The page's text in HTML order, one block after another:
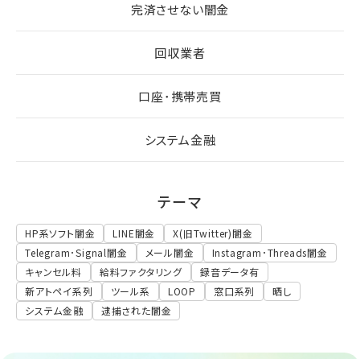
完済させない闇金
回収業者
口座･携帯売買
システム金融
テーマ
HP系ソフト闇金 LINE闇金
X(旧Twitter)闇金
Telegram･Signal闇金
メール闇金
Instagram･Threads闇金
キャンセル料
給料ファクタリング
録音データ有
新アトペイ系列
ツール系 LOOP 窓口系列
晒し
システム金融
逮捕された闇金